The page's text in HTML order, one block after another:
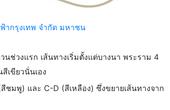
ากรุงเทพ จำกัด มหาชน
นช่วงแรก เส้นทางเริ่มตั้งแต่บางนา พระราม 4
เขียวนั่นเอง
ชมพู) และ C-D (สีเหลือง) ซึ่งขยายเส้นทางจาก